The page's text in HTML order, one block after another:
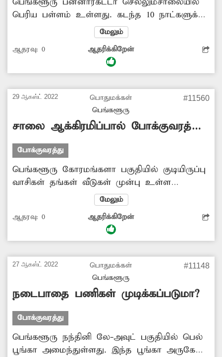
பெங்களூரு பன்னாரகட்டா செல்லும்சாலையில்
பெரிய பள்ளம் உள்ளது. கடந்த 10 நாட்களுக்கு
முன்பு விழுந்த இந்த பள்ளம் இன்றுவரை
சரிசெய்யப்பட வில்லை. இதுகுறித்து
அதிகாரிகளிடம் பல முறை புகார் அளித்தும்
எந்த பயனும் இல்லை. வாகன ஓட்டிகள் சாலை
மாநகராட்சி அதிகாரிகள் சாலை பள்ளத்தை
சீரமைக்க நடவடிக்கை எடுக்க வேண்டும்.
மேலும்
ஆதரவு: 0 ஆதரிக்கிறேன்
29 ஆகஸ்ட் 2022
பொதுமக்கள்
பெங்களூரு
#11560
சாலை ஆக்கிரமிப்பால் போக்குவரத்து
பாதிப்பு
போக்குவரத்து
பெங்களூரு கோரமங்களா பகுதியில் குடியிருப்பு
வாசிகள் தங்கள் வீடுகள் முன்பு உள்ள
இடங்களை ஆக்கிரமித்து செடிகளை வளர்த்து
வருகின்றனர். இதனால் அந்த சாலை மிகவும்
குறுகலாக காணப்படுகிறது. இதன் காரணமாக
அந்த சாலையில் செல்லும் வாகனங்கள்
கொள்கின்றன. இதனை தடுக்க சம்பந்தப்பட்ட
அதிகாரிகள் நடவடிக்கை எடுக்க வேண்டும்.
மேலும்
ஆதரவு: 0 ஆதரிக்கிறேன்
27 ஆகஸ்ட் 2022
பொதுமக்கள்
பெங்களூரு
#11148
நடைபாதை பணிகள் முடிக்கப்படுமா?
போக்குவரத்து
பெங்களூரு நந்தினி லே-அவுட் பகுதியில் பெல்
பூங்கா அமைந்துள்ளது. இந்த பூங்கா அருகே